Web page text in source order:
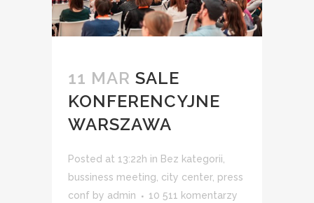
11 MAR SALE
KONFERENCYJNE
WARSZAWA
Posted at 13:22h in Bez kategorii
bussiness meeting city center, press
conf by admin 10 511 komentarzy